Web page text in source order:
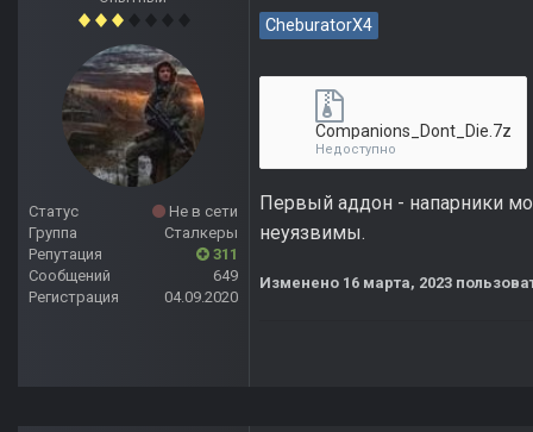
Статус
Не в сети
Группа
Сталкеры
Репутация
311
Сообщений
649
Регистрация
04.09.2020
CheburatorX4
Companions_Dont_Die.7z
Недоступно
Первый аддон - напарники
неуязвимы.
Изменено 16 марта, 2023